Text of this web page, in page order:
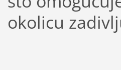
okolicu